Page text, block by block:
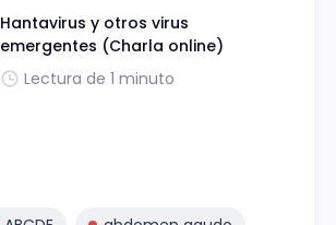
Hantavirus y otros virus
emergentes (Charla online)
Lectura de 1 minuto